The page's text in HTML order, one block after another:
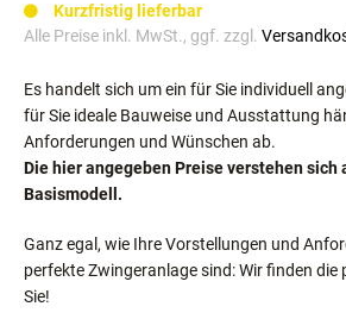
Kurzfristig lieferbar
Alle Preise inkl. MwSt., ggf. zzgl.
Es handelt sich um ein für Sie individuell
für Sie ideale Bauweise und Ausstattung
Anforderungen und Wünschen ab.
Die hier angegeben Preise verstehen sich
Basismodell.
Ganz egal, wie Ihre Vorstellungen und
perfekte Zwingeranlage sind: Wir finden
Sie!